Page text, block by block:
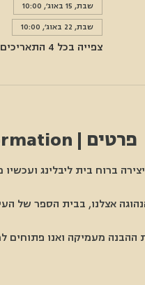
שבת, 15 באוג׳, 10:00
שבת, 22 באוג׳, 10:00
צפייה בכל 4 התאריכים
פרטים | Information
ברוח בית ליבלינג
אצלנו, בבית הספר של
ההבנה מעמיקה ואנו פתוחים